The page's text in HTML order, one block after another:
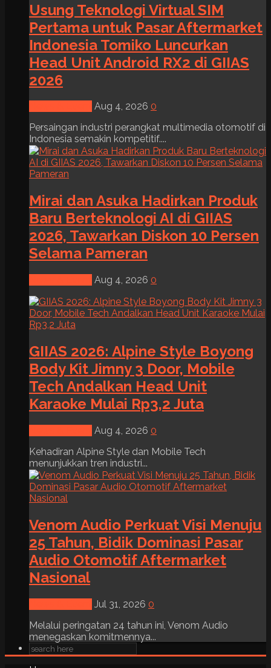
Usung Teknologi Virtual SIM
Pertama untuk Pasar Aftermarket
Indonesia Tomiko Luncurkan
Head Unit Android RX2 di GIIAS
2026
Aug 4, 2026 0
Persaingan industri perangkat multimedia otomotif di
Indonesia semakin kompetitif....
Mirai dan Asuka Hadirkan Produk
Baru Berteknologi AI di GIIAS
2026, Tawarkan Diskon 10 Persen
Selama Pameran
Aug 4, 2026 0
GIIAS 2026: Alpine Style Boyong
Body Kit Jimny 3 Door, Mobile
Tech Andalkan Head Unit
Karaoke Mulai Rp3,2 Juta
Aug 4, 2026 0
Kehadiran Alpine Style dan Mobile Tech
menunjukkan tren industri...
Venom Audio Perkuat Visi Menuju
25 Tahun, Bidik Dominasi Pasar
Audio Otomotif Aftermarket
Nasional
Jul 31, 2026 0
Melalui peringatan 24 tahun ini, Venom Audio
menegaskan komitmennya...